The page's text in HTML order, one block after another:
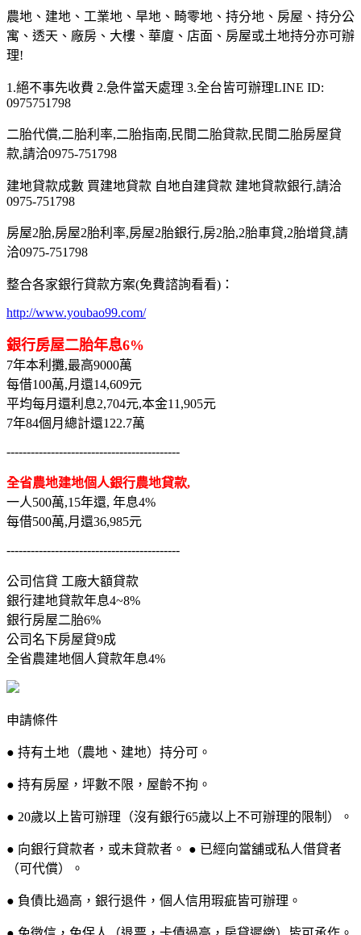
農地、建地、工業地、旱地、畸零地、持分地、房屋、持分公
寓、透天、廠房、大樓、華廈、店面、房屋或土地持分亦可辦
理!
1.絕不事先收費 2.急件當天處理 3.全台皆可辦理LINE ID:
0975751798
二胎代償,二胎利率,二胎指南,民間二胎貸款,民間二胎房屋貸
款,請洽0975-751798
建地貸款成數 買建地貸款 自地自建貸款 建地貸款銀行,請洽
0975-751798
房屋2胎,房屋2胎利率,房屋2胎銀行,房2胎,2胎車貸,2胎增貸,請
洽0975-751798
整合各家銀行貸款方案(免費諮詢看看)：
http://www.youbao99.com/
銀行房屋二胎年息6%
7年本利攤,最高9000萬
每借100萬,月還14,609元
平均每月還利息2,704元,本金11,905元
7年84個月總計還122.7萬
-------------------------------------------
全省農地建地個人銀行農地貸款,
一人500萬,15年還, 年息4%
每借500萬,月還36,985元
-------------------------------------------
公司信貸 工廠大額貸款
銀行建地貸款年息4~8%
銀行房屋二胎6%
公司名下房屋貸9成
全省農建地個人貸款年息4%
申請條件
● 持有土地（農地、建地）持分可。
● 持有房屋，坪數不限，屋齡不拘。
● 20歲以上皆可辦理（沒有銀行65歲以上不可辦理的限制）。
● 向銀行貸款者，或未貸款者。 ● 已經向當舖或私人借貸者
（可代償）。
● 負債比過高，銀行退件，個人信用瑕疵皆可辦理。